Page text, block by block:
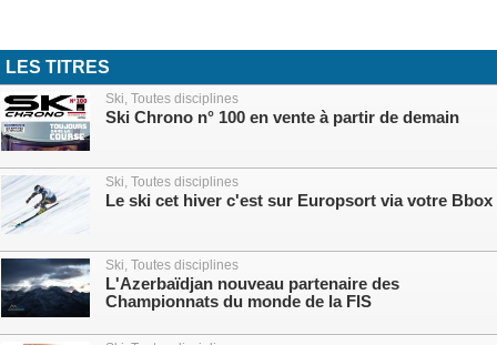
LES TITRES
Ski, Toutes disciplines
Ski Chrono n° 100 en vente à partir de demain
Ski, Toutes disciplines
Le ski cet hiver c'est sur Europsort via votre Bbox
Ski, Toutes disciplines
L'Azerbaïdjan nouveau partenaire des
Championnats du monde de la FIS